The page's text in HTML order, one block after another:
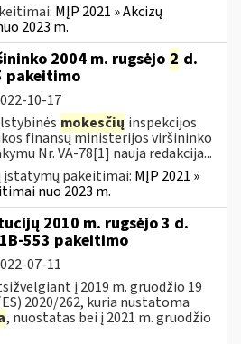
MĮP 2021 » Akcizų
2023 m.
2004 m. rugsėjo 2 d.
pakeitimo
10-17
mokesčių inspekcijos
finansų ministerijos viršininko
Nr. VA-78[1] nauja redakcija...
įstatymų pakeitimai: MĮP 2021 »
nuo 2023 m.
2010 m. rugsėjo 3 d.
553 pakeitimo
07-11
į 2019 m. gruodžio 19
2020/262, kuria nustatoma
, nuostatas bei į 2021 m. gruodžio